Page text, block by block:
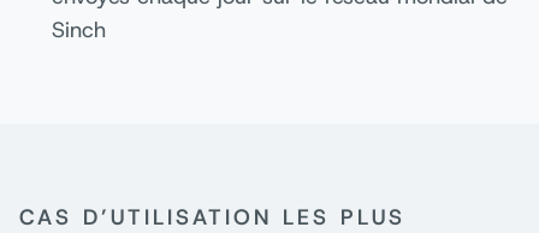
Sinch
CAS D’UTILISATION LES PLUS